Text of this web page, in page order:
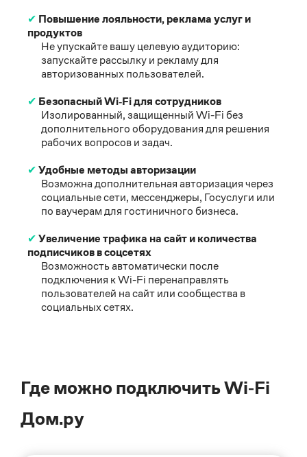
✔ Повышение лояльности, реклама услуг и
продуктов
Не упускайте вашу целевую аудиторию:
запускайте рассылку и рекламу для
авторизованных пользователей.
✔ Безопасный Wi‑Fi для сотрудников
Изолированный, защищенный Wi-Fi без
дополнительного оборудования для решения
рабочих вопросов и задач.
✔Удобные методы авторизации
Возможна дополнительная авторизация через
социальные сети, мессенджеры, Госуслуги или
по ваучерам для гостиничного бизнеса.
✔Увеличение трафика на сайт и количества
подписчиков в соцсетях
Возможность автоматически после
подключения к Wi-Fi перенаправлять
пользователей на сайт или сообщества в
социальных сетях.
Где можно подключить Wi‑Fi
Дом.ру